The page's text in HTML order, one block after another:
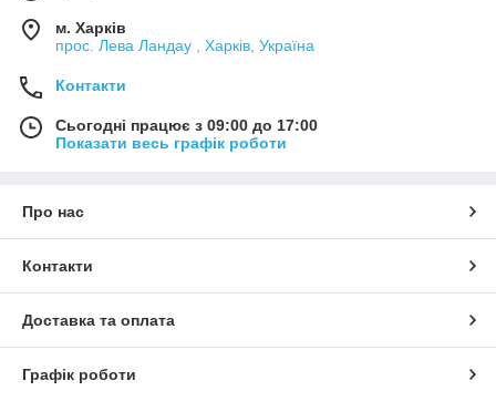
м. Харків
прос. Лева Ландау , Харків, Україна
Контакти
Сьогодні працює з 09:00 до 17:00
Показати весь графік роботи
Про нас
Контакти
Доставка та оплата
Графік роботи